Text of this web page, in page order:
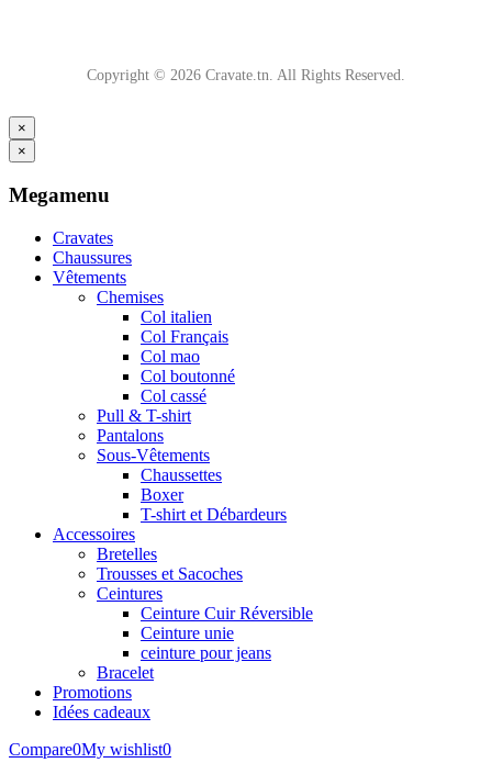
Copyright © 2026 Cravate.tn. All Rights Reserved.
×
×
Megamenu
Cravates
Chaussures
Vêtements
Chemises
Col italien
Col Français
Col mao
Col boutonné
Col cassé
Pull & T-shirt
Pantalons
Sous-Vêtements
Chaussettes
Boxer
T-shirt et Débardeurs
Accessoires
Bretelles
Trousses et Sacoches
Ceintures
Ceinture Cuir Réversible
Ceinture unie
ceinture pour jeans
Bracelet
Promotions
Idées cadeaux
Compare0My wishlist0